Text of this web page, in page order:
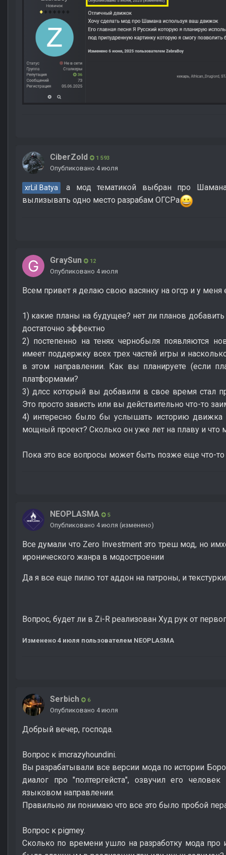
CiberZold 1 593
Опубликовано 4 июля
xrLil Batya
а мод тематикой выбран про
вылизывать одно место разрабам ОГСРа
GraySun 12
Опубликовано 4 июля
Всем привет я делаю свою васянку на огср и у меня
1) какие планы на будущее? нет ли планов добавить
достаточно эффектно
2) постепенно на тенях чернобыля появляются
имеет поддержку всех трех частей игры и
в этом направлении. Как вы планируете (если
платформами?
3) длсс который вы добавили в свое время стал
Это просто зависть или вы действительно что-то
4) интересно было бы услышать историю движка
мощный проект? Сколько он уже лет на плаву и что
Пока это все вопросы может быть позже еще что-
NEOPLASMA 5
Опубликовано 4 июля (изменено)
Все думали что Zero Investment это треш мод, но
иронического жанра в модостроении
Да я все еще пилю тот аддон на патроны, и
Вопрос, будет ли в Zi-R реализован Худ рук от
Изменено 4 июля пользователем NEOPLASMA
Serbich 6
Опубликовано 4 июля
Добрый вечер, господа.
Вопрос к imcrazyhoundini.
Вы разрабатывали все версии мода по истории
диалог про "полтергейста", озвучил его
языковом направлении.
Правильно ли понимаю что все это было пробой
Вопрос к pigmey.
Сколько по времени ушло на разработку мода про